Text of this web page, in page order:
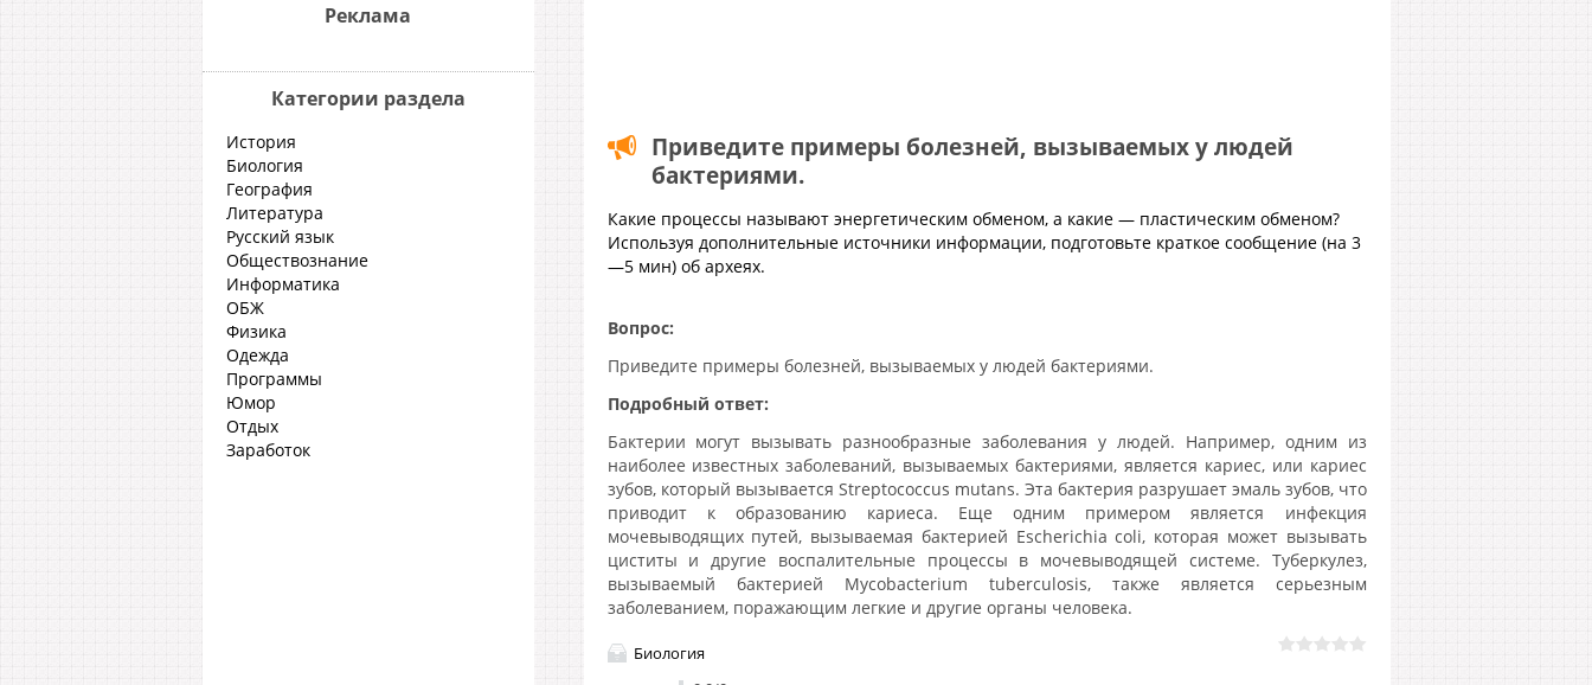
Приведите примеры болезней, вызываемых у людей
бактериями.
Какие процессы называют энергетическим обменом, а какие — пластическим обменом?
Используя дополнительные источники информации, подготовьте краткое сообщение (на 3
—5 мин) об археях.
Вопрос:
Приведите примеры болезней, вызываемых у людей бактериями.
Подробный ответ:
Бактерии могут вызывать разнообразные заболевания у людей. Например, одним из
наиболее известных заболеваний, вызываемых бактериями, является кариес, или кариес
зубов, который вызывается Streptococcus mutans. Эта бактерия разрушает эмаль зубов, что
приводит к образованию кариеса. Еще одним примером является инфекция
мочевыводящих путей, вызываемая бактерией Escherichia coli, которая может вызывать
циститы и другие воспалительные процессы в мочевыводящей системе. Туберкулез,
вызываемый бактерией Mycobacterium tuberculosis, также является серьезным
заболеванием, поражающим легкие и другие органы человека.
Биология
Реклама
Категории раздела
История
Биология
География
Литература
Русский язык
Обществознание
Информатика
ОБЖ
Физика
Одежда
Программы
Юмор
Отдых
Заработок